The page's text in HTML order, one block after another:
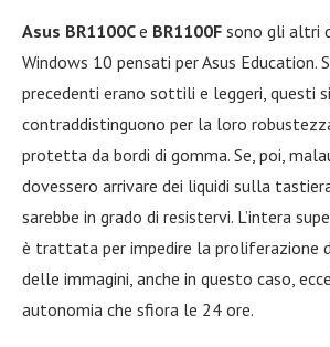
Asus BR1100Ce BR1100F sono gli altri
Windows 10 pensati per Asus Education.
precedenti erano sottili e leggeri, questi si
contraddistinguono per la loro
protetta da bordi di gomma. Se, poi,
dovessero arrivare dei liquidi sulla
sarebbe in grado di resistervi. L’intera
è trattata per impedire la proliferazione
delle immagini, anche in questo caso,
autonomia che sfiora le 24 ore.